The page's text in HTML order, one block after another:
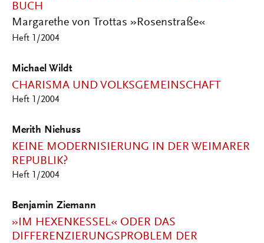
BUCH
Margarethe von Trottas »Rosenstraße«
Heft 1/2004
Michael Wildt
CHARISMA UND VOLKSGEMEINSCHAFT
Heft 1/2004
Merith Niehuss
KEINE MODERNISIERUNG IN DER WEIMARER
REPUBLIK?
Heft 1/2004
Benjamin Ziemann
»IM HEXENKESSEL« ODER DAS
DIFFERENZIERUNGSPROBLEM DER